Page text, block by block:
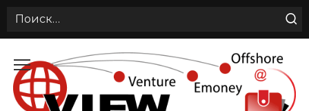
Search
содержанию